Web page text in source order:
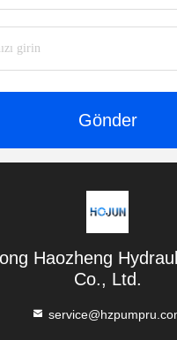
Gönder
Haozheng
Co., Ltd.